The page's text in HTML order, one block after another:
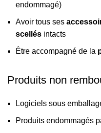
endommagé)
Avoir tous ses
scellés intacts
Être accompagné de la
Produits non
Logiciels sous
Produits endommagés